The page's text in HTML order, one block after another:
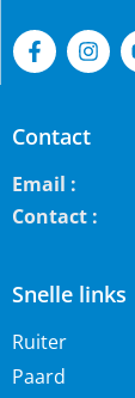
Snelle links
Ruiter
Paard
Contact
Email :
Contact :